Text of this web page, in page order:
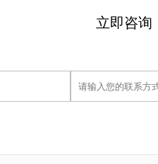
立即咨询